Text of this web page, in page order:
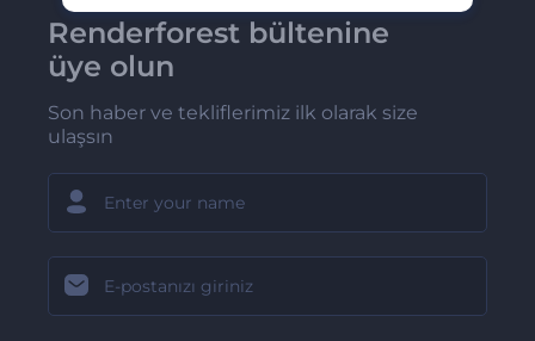
Renderforest bültenine
üye olun
Son haber ve tekliflerimiz ilk olarak size
ulaşsın